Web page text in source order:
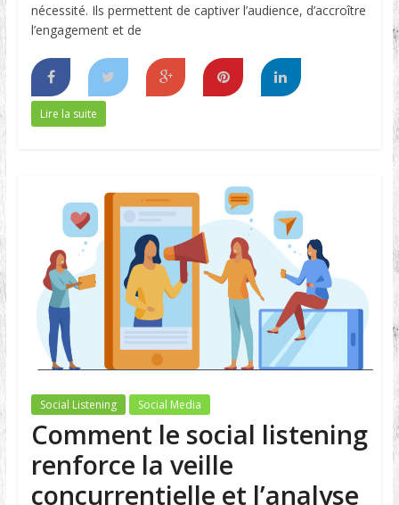
nécessité. Ils permettent de captiver l’audience, d’accroître
l’engagement et de
Lire la suite
Social Listening Social Media
Comment le social listening
renforce la veille
concurrentielle et l’analyse